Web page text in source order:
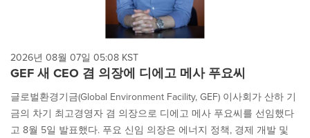
2026년 08월 07일 05:08 KST
GEF 새 CEO 겸 의장에 디에고 메사 푸요씨
글로벌환경기금(Global Environment Facility, GEF) 이사회가 산하 기
금의 차기 최고경영자 겸 의장으로 디에고 메사 푸요씨를 선임했다
고 8월 5일 발표했다. 푸요 신임 의장은 에너지 정책, 경제 개발 및